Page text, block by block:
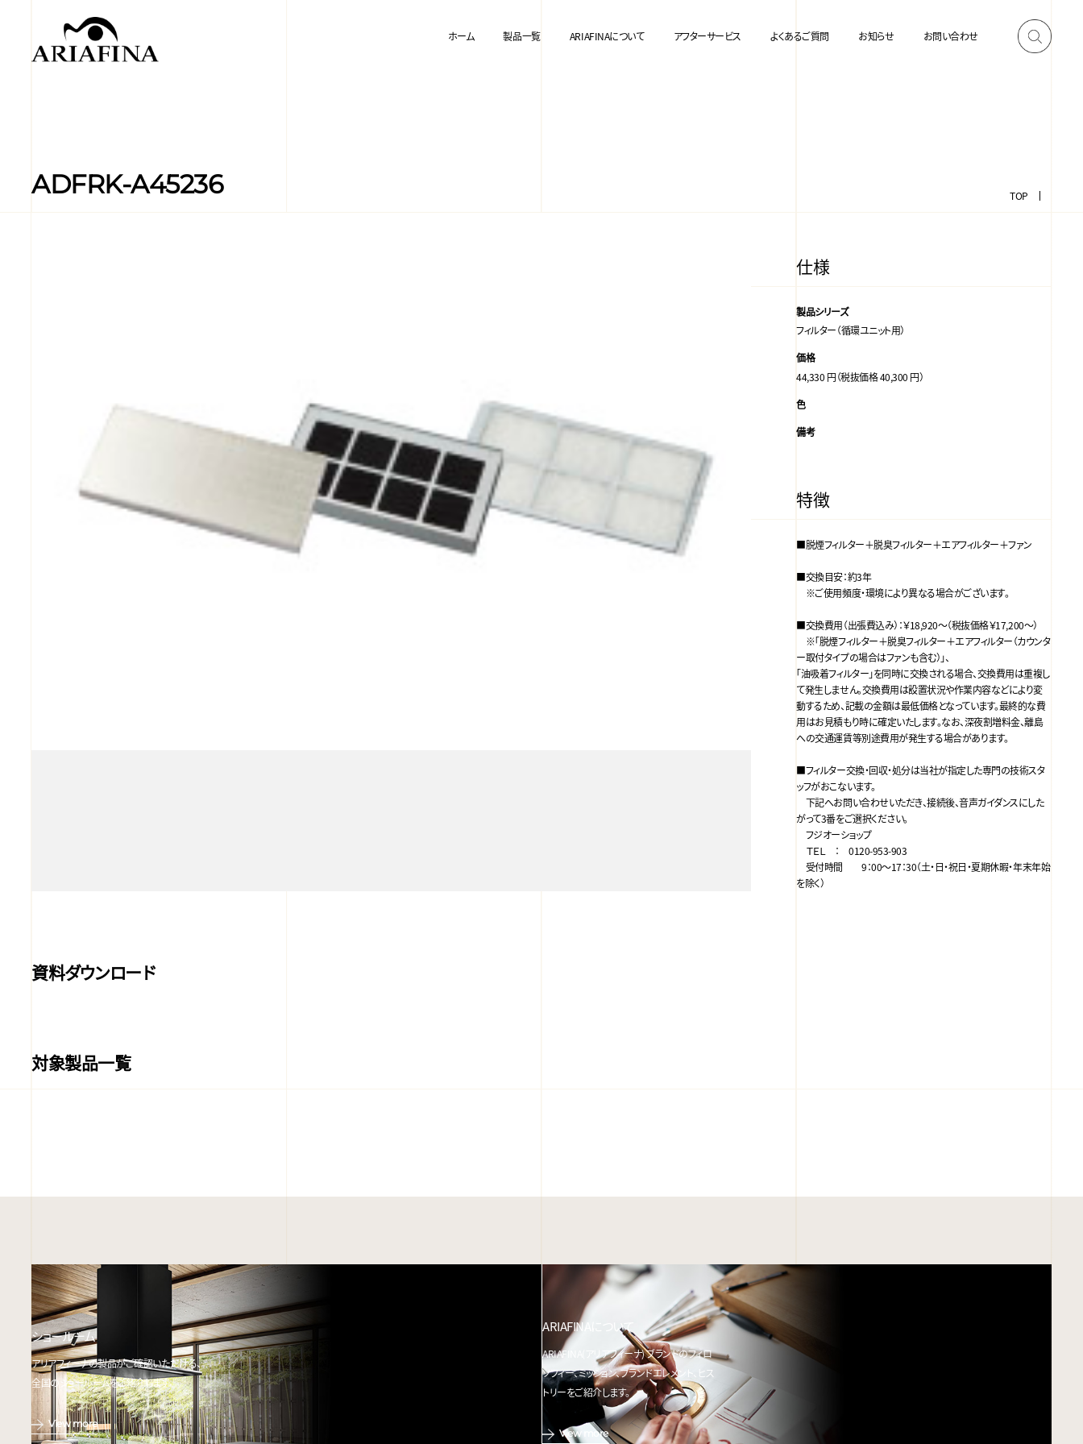
ホーム 製品一覧 ARIAFINAについて アフターサービス よくあるご質問 お知らせ お問い合わせ
ADFRK-A45236 TOP
仕様
製品シリーズ
フィルター（循環ユニット用）
価格
44,330 円（税抜価格 40,300 円）
色
備考
特徴
■脱煙フィルター＋脱臭フィルター＋エアフィルター＋ファン
■交換目安：約3年
※ご使用頻度・環境により異なる場合がございます。
■交換費用（出張費込み）：￥18,920～（税抜価格￥17,200～）
※「脱煙フィルター＋脱臭フィルター＋エアフィルター（カウンタ
ー取付タイプの場合はファンも含む）」、
「油吸着フィルター」を同時に交換される場合、交換費用は重複し
て発生しません。交換費用は設置状況や作業内容などにより変
動するため、記載の金額は最低価格となっています。最終的な費
用はお見積もり時に確定いたします。なお、深夜割増料金、離島
への交通運賃等別途費用が発生する場合があります。
■フィルター交換・回収・処分は当社が指定した専門の技術スタ
ッフがおこないます。
下記へお問い合わせいただき、接続後、音声ガイダンスにした
がって3番をご選択ください。
フジオーショップ
ＴＥＬ ： 0120-953-903
受付時間 9：00～17：30（土・日・祝日・夏期休暇・年末年始
を除く）
資料ダウンロード
対象製品一覧
ショールーム
アリアフィーナの製品がご確認いただける、
全国のショールームをご紹介します。
View more
ARIAFINAについて
ARIAFINA(アリアフィーナ) ブランドのフィロ
ソフィー、ミッション、ブランドエレメント、ヒス
トリーをご紹介します。
View more